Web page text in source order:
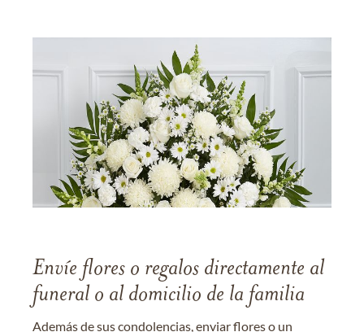
Envíe flores o regalos directamente al
funeral o al domicilio de la familia
Además de sus condolencias, enviar flores o un